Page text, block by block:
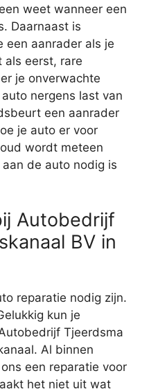
weet wanneer een
Daarnaast is
een aanrader als je
als eerst, rare
je onverwachte
nergens last van
een aanrader
je auto er voor
wordt meteen
de auto nodig is
Autobedrijf
BV in
reparatie nodig zijn.
kun je
Tjeerdsma
Al binnen
een reparatie voor
het niet uit wat